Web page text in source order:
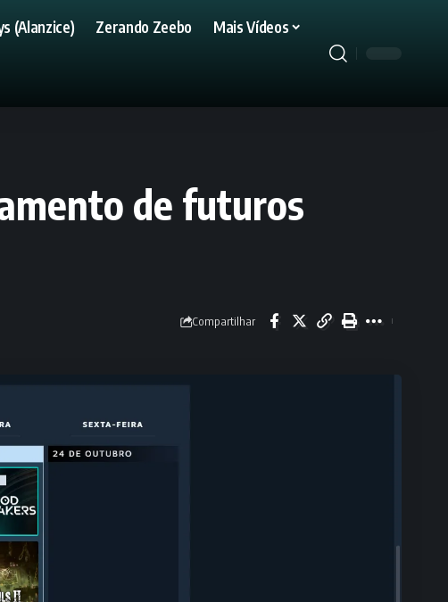
(Alanzice) Zerando Zeebo Mais Vídeos
de futuros
Compartilhar